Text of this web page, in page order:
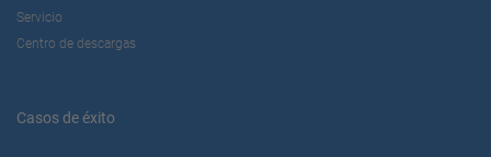
Servicio
Centro de descargas
Casos de éxito